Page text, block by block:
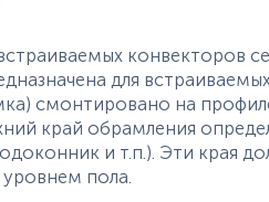
конвекторов
для
смонтировано на
край обрамления
и т.п.). Эти края
пола.